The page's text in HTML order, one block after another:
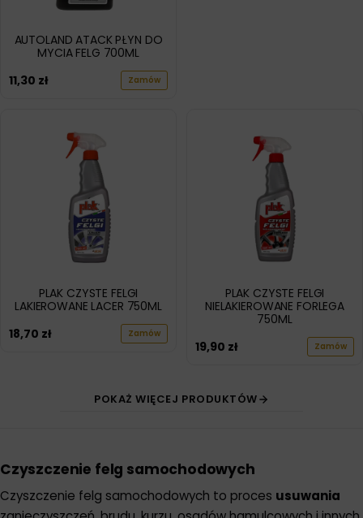
AUTOLAND ATACK PŁYN DO
MYCIA FELG 700ML
11,30 zł Zamów
PLAK CZYSTE FELGI
LAKIEROWANE LACER 750ML
18,70 zł Zamów
PLAK CZYSTE FELGI
NIELAKIEROWANE FORLEGA
750ML
19,90 zł Zamów
POKAŻ WIĘCEJ PRODUKTÓW
Czyszczenie felg samochodowych
Czyszczenie felg samochodowych to proces usuwania